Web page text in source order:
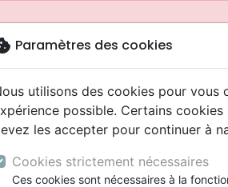
Paramètres des cookies
utilisons des cookies pour vous
possible. Certains cookies
les accepter pour continuer à
Cookies strictement nécessaires
Ces cookies sont nécessaires à la